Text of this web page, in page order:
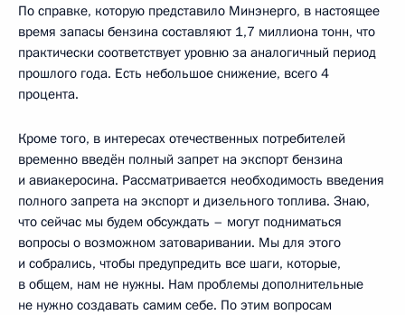
По справке, которую представило Минэнерго, в настоящее
время запасы бензина составляют 1,7 миллиона тонн, что
практически соответствует уровню за аналогичный период
прошлого года. Есть небольшое снижение, всего 4
процента.
Кроме того, в интересах отечественных потребителей
временно введён полный запрет на экспорт бензина
и авиакеросина. Рассматривается необходимость введения
полного запрета на экспорт и дизельного топлива. Знаю,
что сейчас мы будем обсуждать – могут подниматься
вопросы о возможном затоваривании. Мы для этого
и собрались, чтобы предупредить все шаги, которые,
в общем, нам не нужны. Нам проблемы дополнительные
не нужно создавать самим себе. По этим вопросам